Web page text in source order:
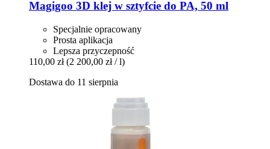
Magigoo 3D klej w sztyfcie do PA, 50 ml
Specjalnie opracowany
Prosta aplikacja
Lepsza przyczepność
110,00 zł (2 200,00 zł / l)
Dostawa do 11 sierpnia